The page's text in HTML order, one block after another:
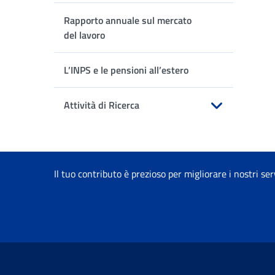
Apri sottomenu
Rapporto annuale sul mercato
del lavoro
L’INPS e le pensioni all’estero
Attività di Ricerca
Il tuo contributo è prezioso per migliorare i nostri